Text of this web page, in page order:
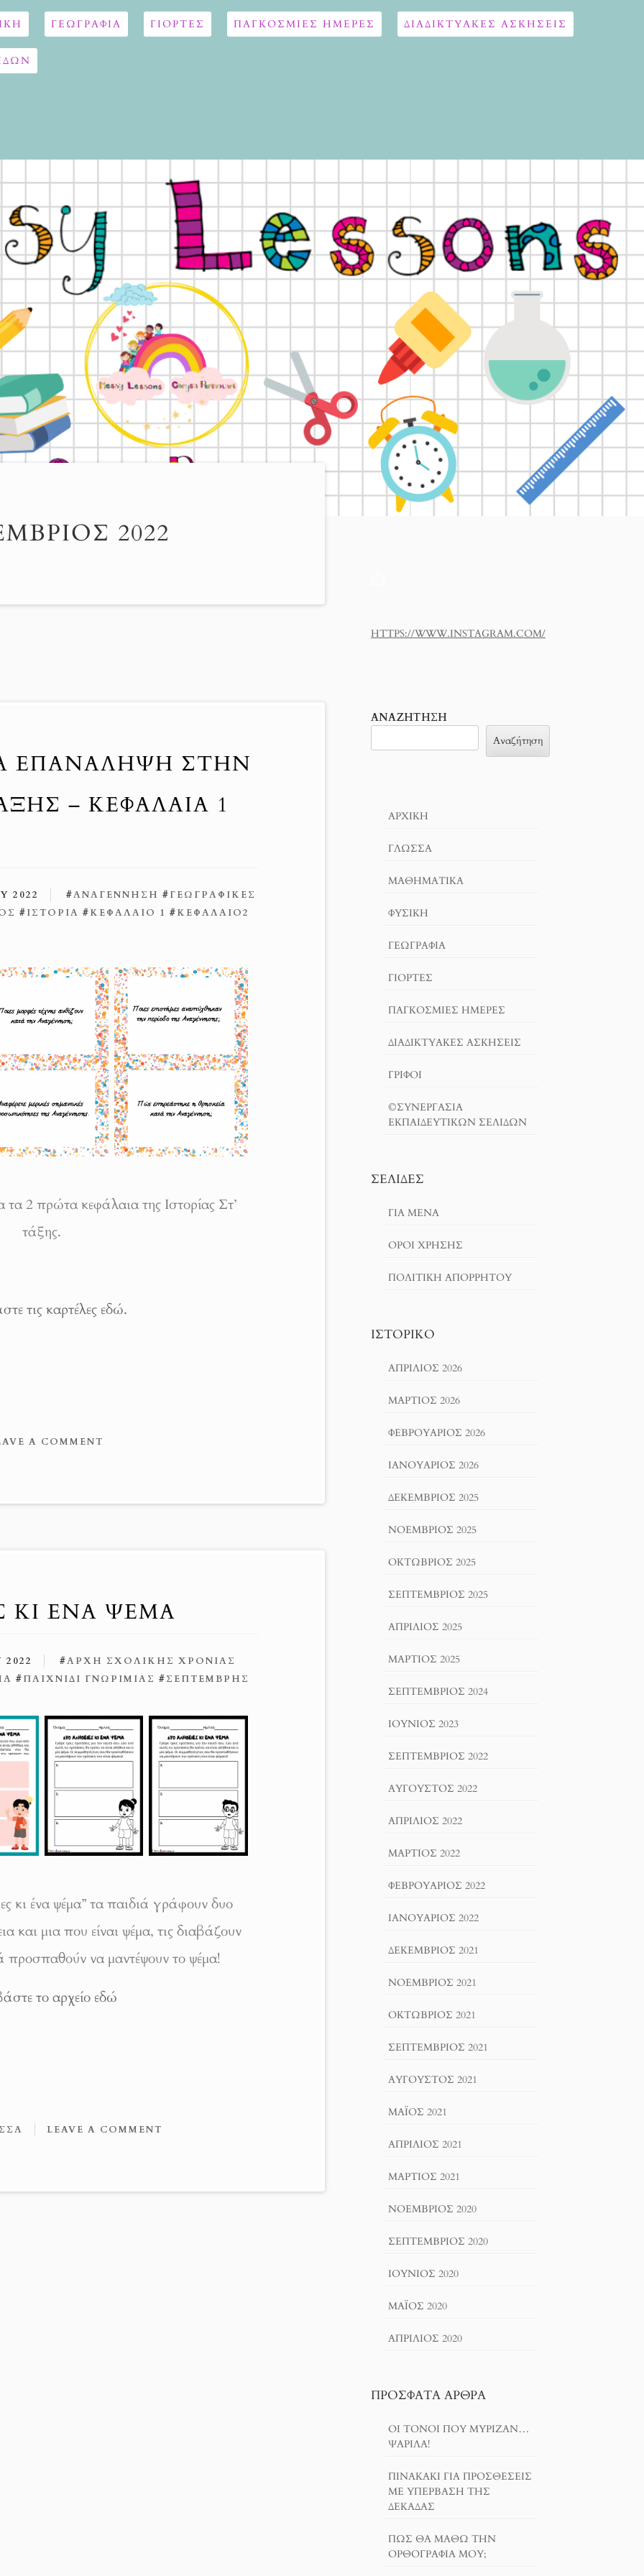
ΓΕΩΓΡΑΦΊΑ ΓΙΟΡΤΈΣ ΠΑΓΚΟΣΜΙΕΣ ΗΜΕΡΕΣ ΔΙΑΔΙΚΤΥΑΚΈΣ ΑΣΚΉΣΕΙΣ
2022
ΕΠΑΝΆΛΗΨΗ ΣΤΗΝ
– ΚΕΦΆΛΑΙΑ 1
2022 #ΑΝΑΓΕΝΝΗΣΗ #ΓΕΩΓΡΑΦΙΚΕΣ
#ΙΣΤΟΡΙΑ #ΚΕΦΑΛΑΙΟ 1 #ΚΕΦΑΛΑΙΟ2
τα 2 πρώτα κεφάλαια της Ιστορίας Στ’
τάξης.
τις καρτέλες εδώ.
A COMMENT
ΚΙ ΈΝΑ ΨΈΜΑ
#ΑΡΧΉ ΣΧΟΛΙΚΉΣ ΧΡΟΝΙΆΣ
#ΠΑΙΧΝΊΔΙ ΓΝΩΡΙΜΊΑΣ #ΣΕΠΤΈΜΒΡΗΣ
κι ένα ψέμα” τα παιδιά γράφουν δυο
και μια που είναι ψέμα, τις διαβάζουν
προσπαθούν να μαντέψουν το ψέμα!
το αρχείο εδώ
LEAVE A COMMENT
HTTPS://WWW.INSTAGRAM.COM/
ΑΝΑΖΉΤΗΣΗ
Αναζήτηση
ΑΡΧΙΚΉ
ΓΛΏΣΣΑ
ΜΑΘΗΜΑΤΙΚΆ
ΦΥΣΙΚΗ
ΓΕΩΓΡΑΦΊΑ
ΓΙΟΡΤΈΣ
ΠΑΓΚΟΣΜΙΕΣ ΗΜΕΡΕΣ
ΔΙΑΔΙΚΤΥΑΚΈΣ ΑΣΚΉΣΕΙΣ
ΓΡΙΦΟΙ
©ΣΥΝΕΡΓΑΣΙΑ
ΕΚΠΑΙΔΕΥΤΙΚΩΝ ΣΕΛΙΔΩΝ
ΣΕΛΊΔΕΣ
ΓΙΑ ΜΕΝΑ
ΌΡΟΙ ΧΡΗΣΗΣ
ΠΟΛΙΤΙΚΉ ΑΠΟΡΡΉΤΟΥ
ΙΣΤΟΡΙΚΌ
ΑΠΡΊΛΙΟΣ 2026
ΜΆΡΤΙΟΣ 2026
ΦΕΒΡΟΥΆΡΙΟΣ 2026
ΙΑΝΟΥΆΡΙΟΣ 2026
ΔΕΚΈΜΒΡΙΟΣ 2025
ΝΟΈΜΒΡΙΟΣ 2025
ΟΚΤΏΒΡΙΟΣ 2025
ΣΕΠΤΈΜΒΡΙΟΣ 2025
ΑΠΡΊΛΙΟΣ 2025
ΜΆΡΤΙΟΣ 2025
ΣΕΠΤΈΜΒΡΙΟΣ 2024
ΙΟΎΝΙΟΣ 2023
ΣΕΠΤΈΜΒΡΙΟΣ 2022
ΑΎΓΟΥΣΤΟΣ 2022
ΑΠΡΊΛΙΟΣ 2022
ΜΆΡΤΙΟΣ 2022
ΦΕΒΡΟΥΆΡΙΟΣ 2022
ΙΑΝΟΥΆΡΙΟΣ 2022
ΔΕΚΈΜΒΡΙΟΣ 2021
ΝΟΈΜΒΡΙΟΣ 2021
ΟΚΤΏΒΡΙΟΣ 2021
ΣΕΠΤΈΜΒΡΙΟΣ 2021
ΑΎΓΟΥΣΤΟΣ 2021
ΜΆΙΟΣ 2021
ΑΠΡΊΛΙΟΣ 2021
ΜΆΡΤΙΟΣ 2021
ΝΟΈΜΒΡΙΟΣ 2020
ΣΕΠΤΈΜΒΡΙΟΣ 2020
ΙΟΎΝΙΟΣ 2020
ΜΆΙΟΣ 2020
ΑΠΡΊΛΙΟΣ 2020
ΠΡΌΣΦΑΤΑ ΆΡΘΡΑ
ΟΙ ΤΌΝΟΙ ΠΟΥ ΜΎΡΙΖΑΝ…
ΨΑΡΊΛΑ!
ΠΙΝΑΚΆΚΙ ΓΙΑ ΠΡΟΣΘΈΣΕΙΣ
ΜΕ ΥΠΈΡΒΑΣΗ ΤΗΣ
ΔΕΚΆΔΑΣ
ΠΏΣ ΘΑ ΜΆΘΩ ΤΗΝ
ΟΡΘΟΓΡΑΦΊΑ ΜΟΥ;